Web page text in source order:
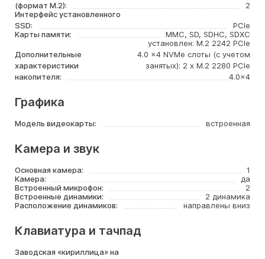
(формат M.2):
2
Интерфейс установленного
SSD:
PCIe
Карты памяти:
MMC, SD, SDHC, SDXC
Дополнительные
характеристики
накопителя:
установлен: M.2 2242 PCIe
4.0 x4 NVMe слоты (с учетом
занятых): 2 x M.2 2280 PCIe
4.0x4
Графика
Модель видеокарты: встроенная
Камера и звук
Основная камера:
1
Камера:
да
Встроенный микрофон:
2
Встроенные динамики:
2 динамика
Расположение динамиков:
направлены вниз
Клавиатура и тачпад
Заводская «кириллица» на